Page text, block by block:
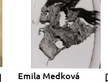
Emila Medková